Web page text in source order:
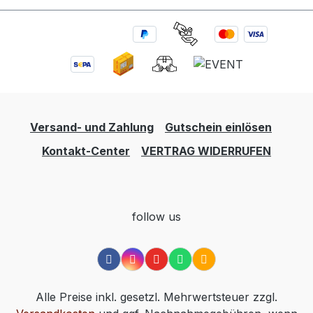
Versand- und Zahlung
Gutschein einlösen
Kontakt-Center
VERTRAG WIDERRUFEN
follow us
Alle Preise inkl. gesetzl. Mehrwertsteuer zzgl.